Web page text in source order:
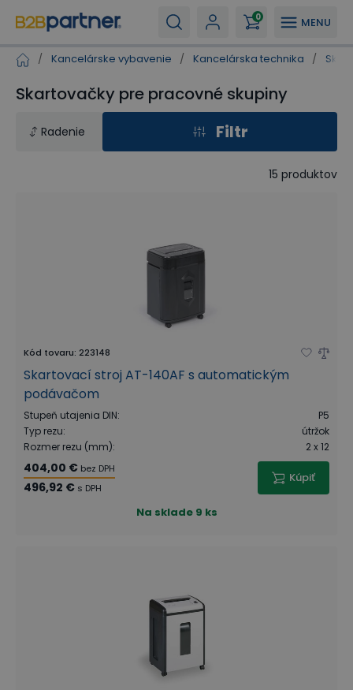
MENU
0
/ Kancelárske vybavenie / Kancelárska technika /
Skartovačky pre pracovné skupiny
Radenie Filtr
15 produktov
Kód tovaru: 223148
Skartovací stroj AT-140AF s automatickým
podávačom
Stupeň utajenia DIN:
P5
Typ rezu:
útržok
Rozmer rezu (mm): 2 x 12
404,00 € bez DPH
496,92 € s DPH
Kúpiť
Na sklade 9 ks